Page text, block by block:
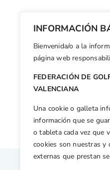
INFORMACIÓN
Bienvenida/o a la
página web
FEDERACIÓN DE
VALENCIANA
Una cookie o galleta
información que se
o tableta cada vez que
cookies son nuestras y
externas que prestan
También
X